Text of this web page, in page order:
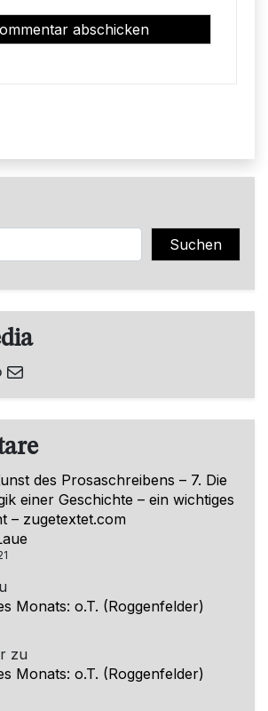
Suchen
E-Mail
des Prosaschreibens – 7. Die
einer Geschichte – ein wichtiges
– zugetextet.com
Monats: o.T. (Roggenfelder)
zu
Monats: o.T. (Roggenfelder)